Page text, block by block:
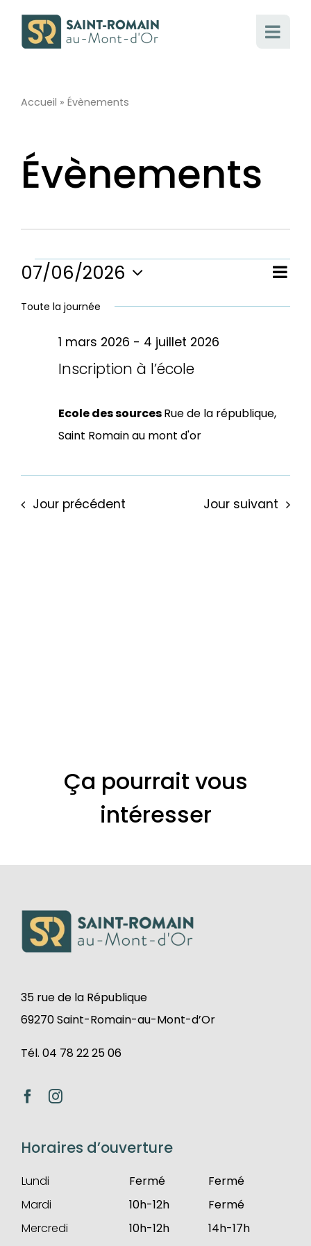
Accueil » Évènements
Évènements
Évènements
for
juin
2026
de
Jour
07/06/2026
une
Toute la journée
Inscription à l’école
1 mars 2026 - 4 juillet 2026
Ecole des sourcesRue de la république,
Saint Romain au mont d'or
Jour précédent Jour suivant
Ça pourrait vous
intéresser
35 rue de la République
69270 Saint-Romain-au-Mont-d’Or
Tél. 04 78 22 25 06
Horaires d’ouverture
Lundi Fermé
Fermé
Mardi
10h-12h
Fermé
Mercredi
10h-12h
14h-17h